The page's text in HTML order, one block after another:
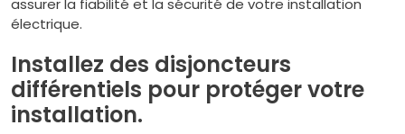
assurer la fiabilité et la sécurité de votre installation
électrique.
Installez des disjoncteurs
différentiels pour protéger votre
installation.